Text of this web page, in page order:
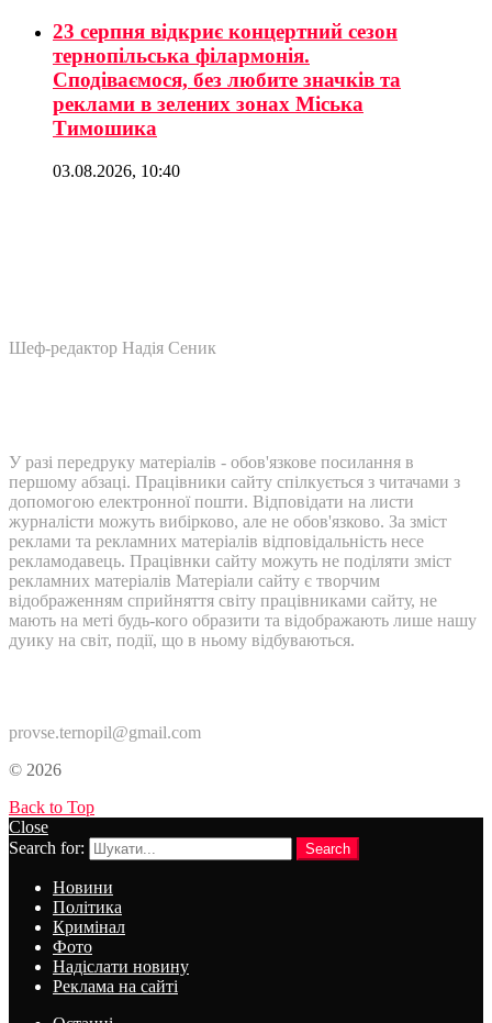
23 серпня відкриє концертний сезон
тернопільська філармонія.
Сподіваємося, без любите значків та
реклами в зелених зонах Міська
Тимошика
03.08.2026, 10:40
Шеф-редактор Надія Сеник
У разі передруку матеріалів - обов'язкове посилання в
першому абзаці. Працівники сайту спілкується з читачами з
допомогою електронної пошти. Відповідати на листи
журналісти можуть вибірково, але не обов'язково. За зміст
реклами та рекламних матеріалів відповідальність несе
рекламодавець. Працівнки сайту можуть не поділяти зміст
рекламних матеріалів Матеріали сайту є творчим
відображенням сприйняття світу працівниками сайту, не
мають на меті будь-кого образити та відображають лише нашу
дуику на світ, події, що в ньому відбуваються.
provse.ternopil@gmail.com
© 2026
Back to Top
Close
Search for:
Search
Новини
Політика
Кримінал
Фото
Надіслати новину
Реклама на сайті